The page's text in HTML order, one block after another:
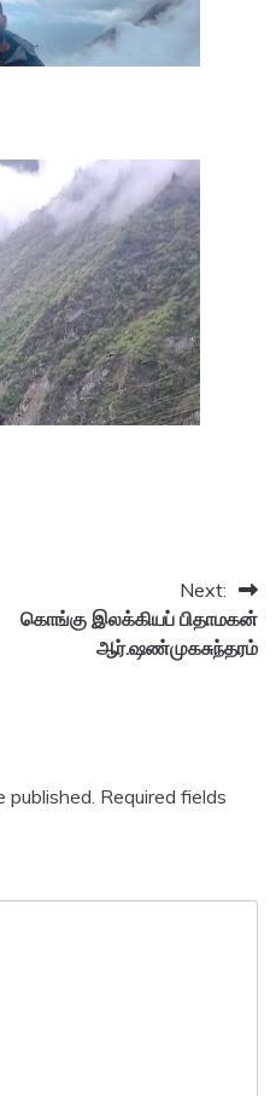
Next:
கொங்கு இலக்கியப் பிதாமகன்
ஆர்.ஷண்முகசுந்தரம்
published. Required fields